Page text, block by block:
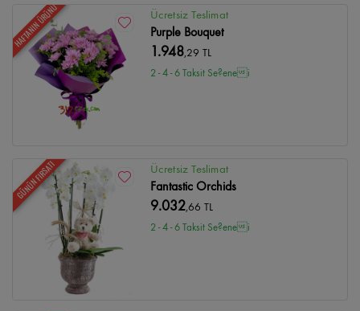
HAFTANIN ÜRÜNÜ Ücretsiz Teslimat
Purple Bouquet
1.948,29 TL
2 - 4 - 6 Taksit Se?enei
GÜNÜN FIRSATI Ücretsiz Teslimat
Fantastic Orchids
9.032,66 TL
2 - 4 - 6 Taksit Se?enei